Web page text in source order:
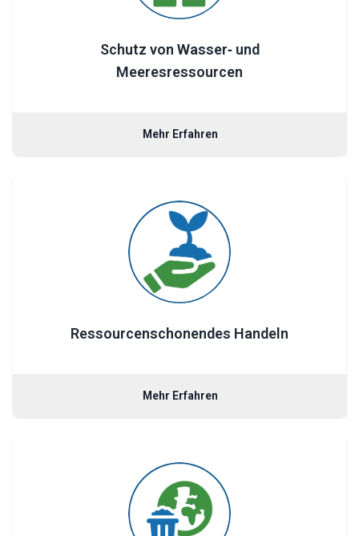
Schutz von Wasser‑ und
Meeresressourcen
Mehr Erfahren
Ressourcenschonendes Handeln
Mehr Erfahren